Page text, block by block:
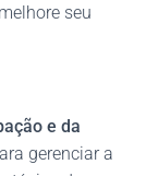
seu
e da
gerenciar a